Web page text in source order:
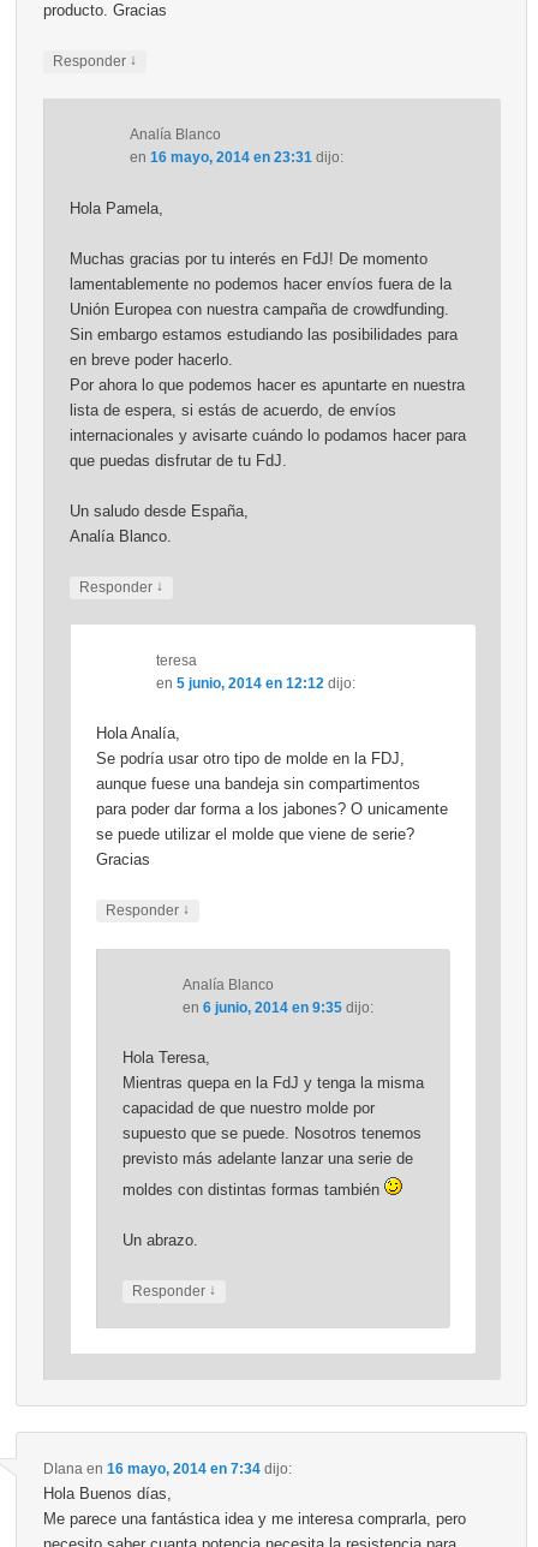
producto. Gracias
Responder ↓
Analía Blanco
en 16 mayo, 2014 en 23:31 dijo:
Hola Pamela,
Muchas gracias por tu interés en FdJ! De momento
lamentablemente no podemos hacer envíos fuera de la
Unión Europea con nuestra campaña de crowdfunding.
Sin embargo estamos estudiando las posibilidades para
en breve poder hacerlo.
Por ahora lo que podemos hacer es apuntarte en nuestra
lista de espera, si estás de acuerdo, de envíos
internacionales y avisarte cuándo lo podamos hacer para
que puedas disfrutar de tu FdJ.
Un saludo desde España,
Analía Blanco.
Responder ↓
teresa
en 5 junio, 2014 en 12:12 dijo:
Hola Analía,
Se podría usar otro tipo de molde en la FDJ,
aunque fuese una bandeja sin compartimentos
para poder dar forma a los jabones? O unicamente
se puede utilizar el molde que viene de serie?
Gracias
Responder ↓
Analía Blanco
en 6 junio, 2014 en 9:35 dijo:
Hola Teresa,
Mientras quepa en la FdJ y tenga la misma
capacidad de que nuestro molde por
supuesto que se puede. Nosotros tenemos
previsto más adelante lanzar una serie de
moldes con distintas formas también
Un abrazo.
Responder ↓
DIanaen 16 mayo, 2014 en 7:34 dijo:
Hola Buenos días,
Me parece una fantástica idea y me interesa comprarla, pero